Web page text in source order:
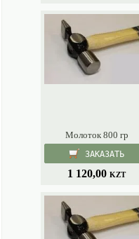
ЗАКАЗАТЬ
1 120,00 KZT
Молоток 800 гр